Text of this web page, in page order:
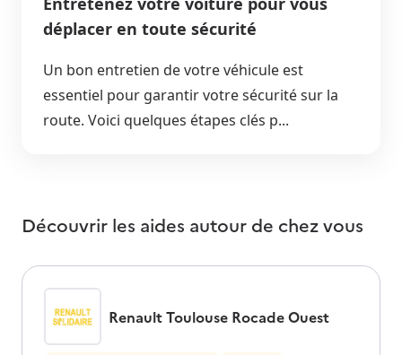
déplacer en toute sécurité
Un bon entretien de votre véhicule est
essentiel pour garantir votre sécurité sur la
route. Voici quelques étapes clés p...
Découvrir les aides autour de chez vous
Renault Toulouse Rocade Ouest